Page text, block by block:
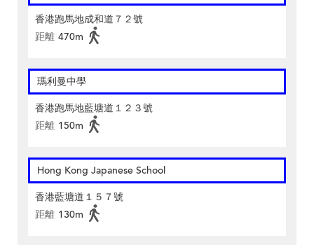
香港跑馬地成和道７２號
距離 470m
瑪利曼中學
香港跑馬地藍塘道１２３號
距離 150m
Hong Kong Japanese School
香港藍塘道１５７號
距離 130m